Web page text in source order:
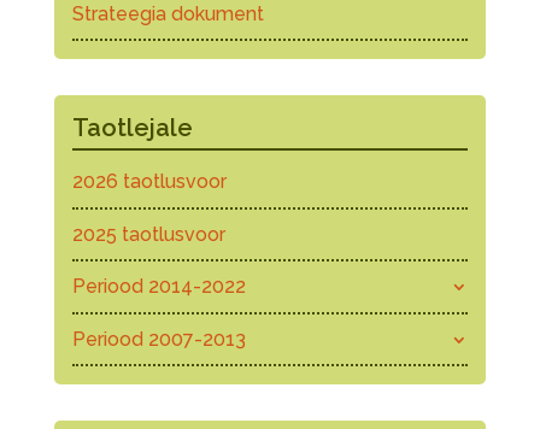
Strateegia dokument
Taotlejale
2026 taotlusvoor
2025 taotlusvoor
Periood 2014-2022
Periood 2007-2013